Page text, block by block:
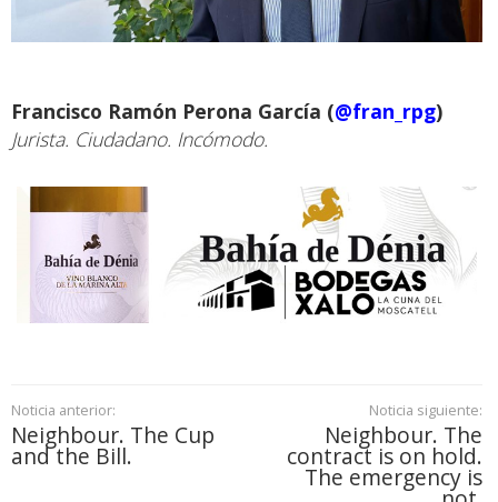
Francisco Ramón Perona García (@fran_rpg)
Jurista. Ciudadano. Incómodo.
Noticia anterior:
Neighbour. The Cup
and the Bill.
Noticia siguiente:
Neighbour. The
contract is on hold.
The emergency is